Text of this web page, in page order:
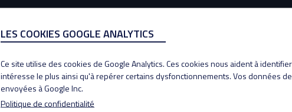
Copyright 2020 Lyon Salvagny golf club
LES COOKIES GOOGLE ANALYTICS
Ce site utilise des cookies de Google Analytics. Ces cookies nous aident à
intéresse le plus ainsi qu'à repérer certains dysfonctionnements. Vos données
envoyées à Google Inc.
Politique de confidentialité